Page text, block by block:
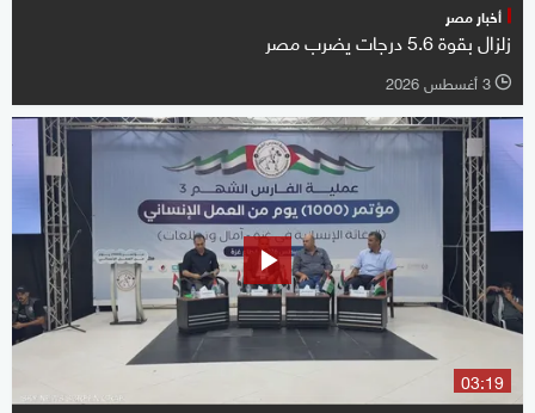
أخبار مصر
زلزال بقوة 5.6 درجات يضرب مصر
l 3 أغسطس 2026
03:19